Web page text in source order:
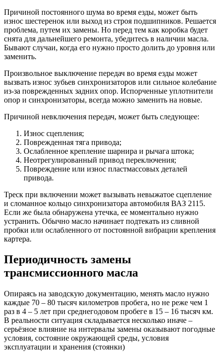
Причиной постоянного шума во время езды, может быть
износ шестеренок или выход из строя подшипников. Решается
проблема, путем их замены. Но перед тем как коробка будет
снята для дальнейшего ремонта, убедитесь в наличии масла.
Бывают случаи, когда его нужно просто долить до уровня или
заменить.
Произвольное выключение передач во время езды может
вызвать износ зубьев синхронизаторов или сильное колебание
из-за поврежденных задних опор. Испорченные уплотнители
опор и синхронизаторы, всегда можно заменить на новые.
Причиной невключения передач, может быть следующее:
Износ сцепления;
Поврежденная тяга привода;
Ослабленное крепление шарнира и рычага штока;
Неотрегулированный привод переключения;
Повреждение или износ пластмассовых деталей
привода.
Треск при включении может вызывать невыжатое сцепление
и сломанное кольцо синхронизатора автомобиля ВАЗ 2115.
Если же была обнаружена утечка, ее моментально нужно
устранить. Обычно масло начинает подтекать из сливной
пробки или ослабленного от постоянной вибрации крепления
картера.
Периодичность замены
трансмиссионного масла
Опираясь на заводскую документацию, менять масло нужно
каждые 70 – 80 тысяч километров пробега, но не реже чем 1
раз в 4 – 5 лет при среднегодовом пробеге в 15 – 16 тысяч км.
В реальности ситуация складывается несколько иначе –
серьёзное влияние на интервалы замены оказывают погодные
условия, состояние окружающей среды, условия
эксплуатации и хранения (стоянки)